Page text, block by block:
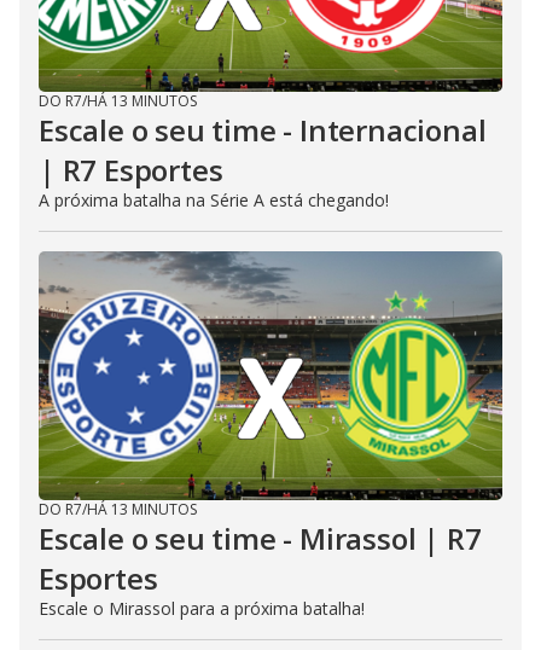
DO R7/HÁ 13 MINUTOS
Escale o seu time - Internacional
| R7 Esportes
A próxima batalha na Série A está chegando!
DO R7/HÁ 13 MINUTOS
Escale o seu time - Mirassol | R7
Esportes
Escale o Mirassol para a próxima batalha!